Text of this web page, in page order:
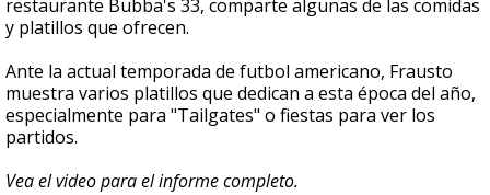
9
seconds
restaurante Bubba's 33, comparte algunas de las comidas
y platillos que ofrecen.
Ante la actual temporada de futbol americano, Frausto
muestra varios platillos que dedican a esta época del año,
especialmente para "Tailgates" o fiestas para ver los
partidos.
Vea el video para el informe completo.